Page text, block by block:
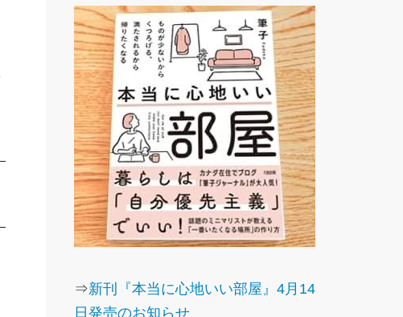
⇒新刊『本当に心地いい部屋』4月14
日発売のお知らせ